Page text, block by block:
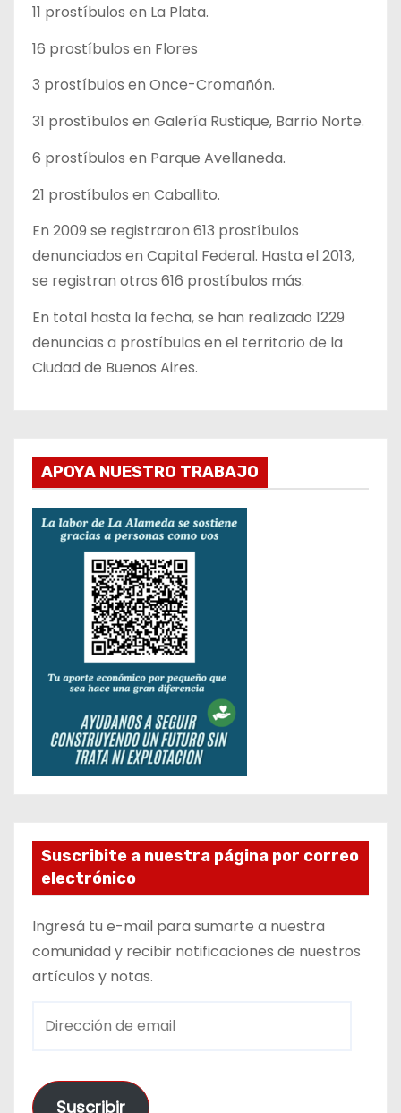
11 prostíbulos en La Plata.
16 prostíbulos en Flores
3 prostíbulos en Once-Cromañón.
31 prostíbulos en Galería Rustique, Barrio Norte.
6 prostíbulos en Parque Avellaneda.
21 prostíbulos en Caballito.
En 2009 se registraron 613 prostíbulos
denunciados en Capital Federal. Hasta el 2013,
se registran otros 616 prostíbulos más.
En total hasta la fecha, se han realizado 1229
denuncias a prostíbulos en el territorio de la
Ciudad de Buenos Aires.
APOYA NUESTRO TRABAJO
Suscribite a nuestra página por correo
electrónico
Ingresá tu e-mail para sumarte a nuestra
comunidad y recibir notificaciones de nuestros
artículos y notas.
e
Suscribir